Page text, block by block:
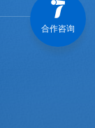
合作咨询